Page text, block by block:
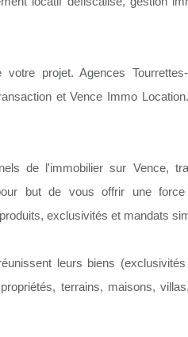
projet. Agences
et Vence Immo
de l'immobilier sur Vence,
but de vous offrir une
exclusivités et mandats
leurs biens
terrains, maisons,